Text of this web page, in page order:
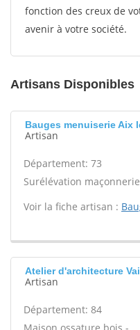
fonction des creux de
avenir à votre société.
Artisans Disponibles
Bauges menuiserie Aix
Artisan
Département: 73
Surélévation
Voir la fiche artisan :
Atelier d'architecture
Artisan
Département: 84